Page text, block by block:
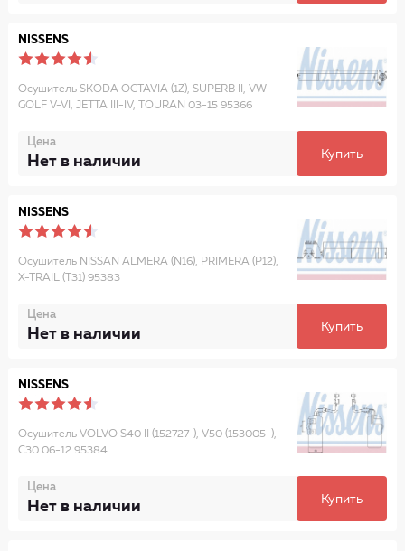
NISSENS
Осушитель SKODA OCTAVIA (1Z), SUPERB II, VW
GOLF V-VI, JETTA III-IV, TOURAN 03-15 95366
Цена
Нет в наличии Купить
NISSENS
Осушитель NISSAN ALMERA (N16), PRIMERA (P12),
X-TRAIL (T31) 95383
Цена
Нет в наличии Купить
NISSENS
Осушитель VOLVO S40 II (152727-), V50 (153005-),
C30 06-12 95384
Цена
Нет в наличии Купить